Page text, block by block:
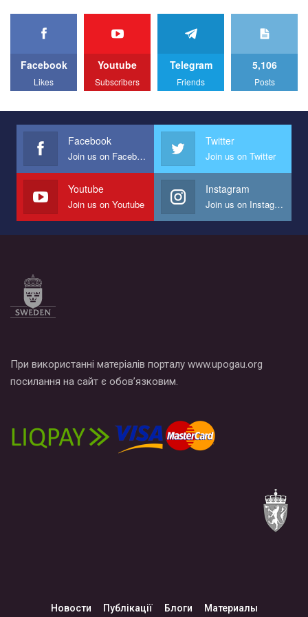
We appeal to your support and ask to help us implement our plan
All you have to do is to press "Like" below the video.
Эмоционально сильный ролик от команды "Гей-альянс
представляющий программу развития организации.
Мы просим вас поддержать нас и помочь нам реализовать
наш план по борьбе с насилием и дискриминацией на почве
СОГИ в Украине.
Все, что вам нужно сделать - это зайти на наш канал YouTube
по этой ссылке и поставить лайк под видео.
Facebook
Likes
Youtube
Subscribers
Telegram
Friends
5,106
Posts
Facebook
Join us on Facebook
Twitter
Join us on Twitter
Youtube
Join us on Youtube
Instagram
Join us on Instagram
При використанні матеріалів порталу www.upogau.org
посилання на сайт є обов’язковим.
Новости Публікації Блоги Материалы